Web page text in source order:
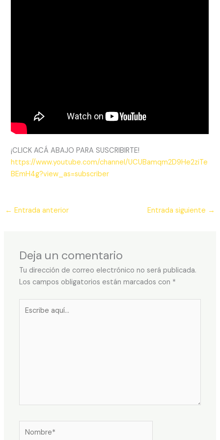
¡CLICK ACÁ ABAJO PARA SUSCRIBIRTE!
https://www.youtube.com/channel/UCUBamqm2D9He2ziTe
BEmH4g?view_as=subscriber
← Entrada anterior Entrada siguiente →
Deja un comentario
Tu dirección de correo electrónico no será publicada.
Los campos obligatorios están marcados con *
aquí...